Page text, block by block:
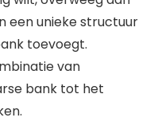
een unieke structuur
toevoegt.
van
bank tot het